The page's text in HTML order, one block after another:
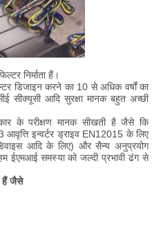
निर्माता हैं।
डिजाइन करने का 10 से अधिक वर्षों का
सीक्यूसी आदि सुरक्षा मानक बहुत अच्छी
के परीक्षण मानक सीखती है जैसे कि
इन्वर्टर ड्राइव EN12015 के लिए
आदि के लिए) और सैन्य अनुप्रयोग
ईएमआई समस्या को जल्दी प्रभावी ढंग से
हैं जैसे